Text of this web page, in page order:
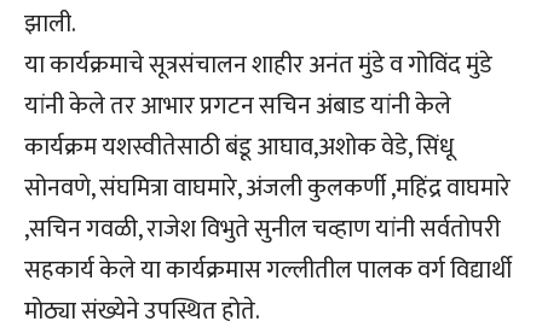
झाली.
या कार्यक्रमाचे सूत्रसंचालन शाहीर अनंत मुंडे व गोविंद मुंडे
यांनी केले तर आभार प्रगटन सचिन अंबाड यांनी केले
कार्यक्रम यशस्वीतेसाठी बंडू आघाव,अशोक वेडे, सिंधू
सोनवणे, संघमित्रा वाघमारे, अंजली कुलकर्णी ,महिंद्र वाघमारे
,सचिन गवळी, राजेश विभुते सुनील चव्हाण यांनी सर्वतोपरी
सहकार्य केले या कार्यक्रमास गल्लीतील पालक वर्ग विद्यार्थी
मोठ्या संख्येने उपस्थित होते.